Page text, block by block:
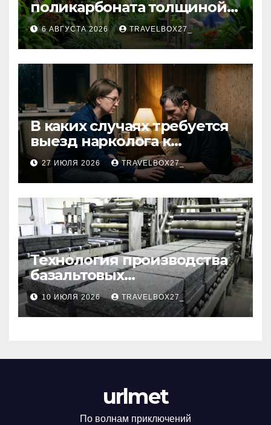
поликарбоната толщиной 4
и 6 мм
6 АВГУСТА 2026 TRAVELBOX27_
В каких случаях требуется
выезд нарколога к
пациенту
27 ИЮЛЯ 2026 TRAVELBOX27_
Технология производства
базальтовых
теплоизоляционных плит
по ГОСТ
10 ИЮЛЯ 2026 TRAVELBOX27_
urlmet
По волнам приключений